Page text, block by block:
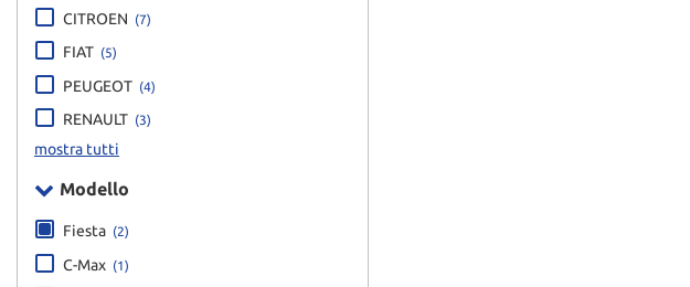
CITROEN (7)
FIAT (5)
PEUGEOT (4)
RENAULT (3)
mostra tutti
Modello
Fiesta (2)
C-Max (1)